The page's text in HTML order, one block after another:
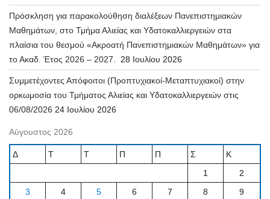
Πρόσκληση για παρακολούθηση διαλέξεων Πανεπιστημιακών
Μαθημάτων, στο Τμήμα Αλιείας και Υδατοκαλλιεργειών στα
πλαίσια του θεσμού «Ακροατή Πανεπιστημιακών Μαθημάτων» για
το Ακαδ. Έτος 2026 – 2027.
28 Ιουλίου 2026
Συμμετέχοντες Απόφοιτοι (Προπτυχιακοί-Μεταπτυχιακοί) στην
ορκωμοσία του Τμήματος Αλιείας και Υδατοκαλλιεργειών στις
06/08/2026 24 Ιουλίου 2026
Αύγουστος 2026
Δ Τ Τ Π Π Σ
Κ
1
2
3
4 5 6 7 8
9